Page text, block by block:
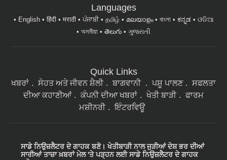
ਪੰਜਾਬੀ தமிழ் മലയാളം
অসমীয়া
తెలుగు ગુજરાતી
ਸੇਹਤ ਅਤੇ ਜੀਵਨ ਸ਼ੈਲੀ ਬਾਗਵਾਨੀ
ਦੀਆ ਕਹਾਣੀਆਂ
ਕੰਪਨੀ ਦੀਆ ਖਬਰਾਂ ਖੇਤੀ ਬਾੜੀ
ਫਾਰਮ
ਮਸ਼ੀਨਰੀ
ਇੰਟਰਵਿਊ
ਸਾਰੀਆਂ ਤਾਜ਼ਾ ਖ਼ਬਰਾਂ ਮੇਲ 'ਤੇ ਪੜ੍ਹਨ ਲਈ ਸਾਡੇ ਨਿਉਜ਼ਲੈਟਰ ਦੇ ਗਾਹਕ
ਬਣੋ।